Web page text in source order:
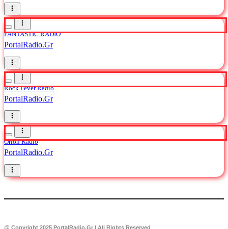
FANTASTIC RADIO
PortalRadio.Gr
Rock Fever Radio
PortalRadio.Gr
Orion Radio
PortalRadio.Gr
@ Copyright 2025 PortalRadio.Gr | All Rights Reserved